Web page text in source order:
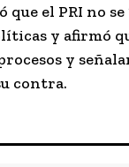
que el PRI no se
y afirmó
y
contra.